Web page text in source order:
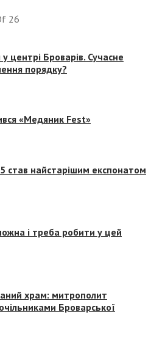
26
центрі Броварів. Сучасне
порядку?
«Медяник Fest»
став найстарішим експонатом
і треба робити у цей
храм: митрополит
Броварської